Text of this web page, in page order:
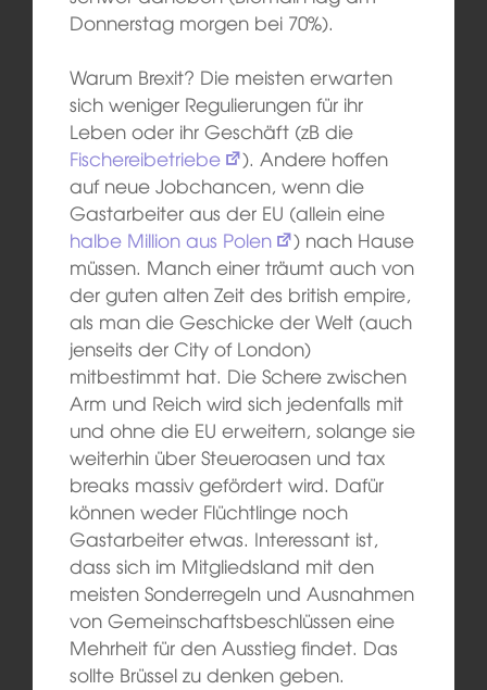
Donnerstag morgen bei 70%).
Warum Brexit? Die meisten erwarten
sich weniger Regulierungen für ihr
Leben oder ihr Geschäft (zB die
Fischereibetriebe
). Andere hoffen
auf neue Jobchancen, wenn die
Gastarbeiter aus der EU (allein eine
halbe Million aus Polen
) nach Hause
müssen. Manch einer träumt auch von
der guten alten Zeit des british empire,
als man die Geschicke der Welt (auch
jenseits der City of London)
mitbestimmt hat. Die Schere zwischen
Arm und Reich wird sich jedenfalls mit
und ohne die EU erweitern, solange sie
weiterhin über Steueroasen und tax
breaks massiv gefördert wird. Dafür
können weder Flüchtlinge noch
Gastarbeiter etwas. Interessant ist,
dass sich im Mitgliedsland mit den
meisten Sonderregeln und Ausnahmen
von Gemeinschaftsbeschlüssen eine
Mehrheit für den Ausstieg findet. Das
sollte Brüssel zu denken geben.